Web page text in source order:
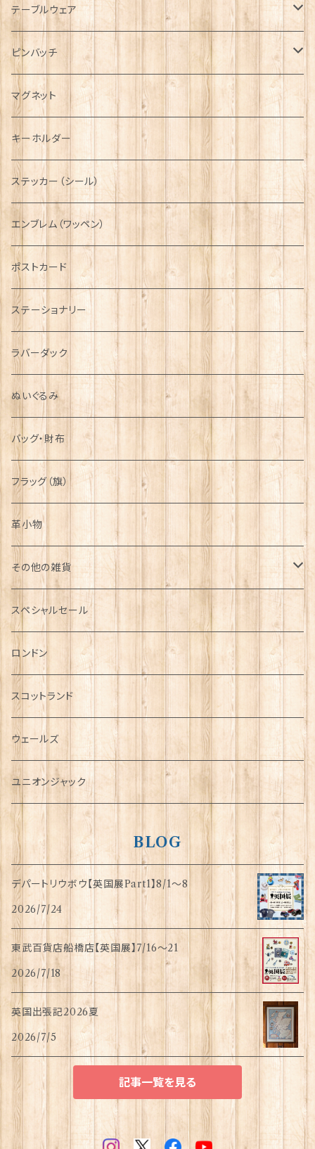
キャップ
ハンチング帽
キャスケット
ニット帽
Tシャツ
マフラー
タータン【Bronte by Moon】
タータン【Glencroft】
ボタンラップマフラー【Aran Traditions】
サッシュ
スカーフ
ファッションマスク
ブローチ
ペンダント
チャーム
その他のアクセサリー
インテリア置物
ラブスプーン
ラブスプーン【SION LLEWELLYN】
ラブスプーン【PAUL CURTIS】
ファブリック
テーブルウェア
ティータオル
ペーパーナプキン
ティーコジー
その他テーブルウェア
ピンバッチ
ジェネラルデザイン
乗り物
動物＆植物
国旗＆紋章
音楽＆楽器
運動＆人物
シンボル
ミリタリー
NAVY
AIRFORCE
ARMY
ピューター
マグネット
キーホルダー
ステッカー（シール）
エンブレム（ワッペン）
ポストカード
ステーショナリー
ラバーダック
ぬいぐるみ
バッグ・財布
フラッグ（旗）
革小物
その他の雑貨
ミニカー
チャーム
犬グッズ
傘
指貫(シンブル)
スペシャルセール
ロンドン
スコットランド
ウェールズ
ユニオンジャック
BLOG
デパートリウボウ【英国展Part1】8/1〜8
2026/7/24
東武百貨店船橋店【英国展】7/16～21
2026/7/18
英国出張記2026夏
2026/7/5
記事一覧を見る